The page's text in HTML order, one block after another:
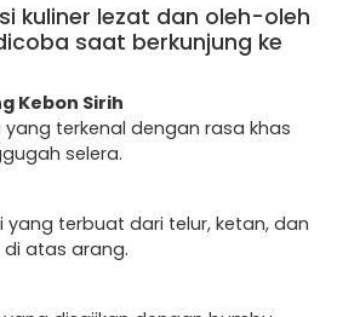
kuliner lezat dan oleh-oleh
saat berkunjung ke
Kebon Sirih
terkenal dengan rasa khas
selera.
yang terbuat dari telur, ketan, dan
atas arang.